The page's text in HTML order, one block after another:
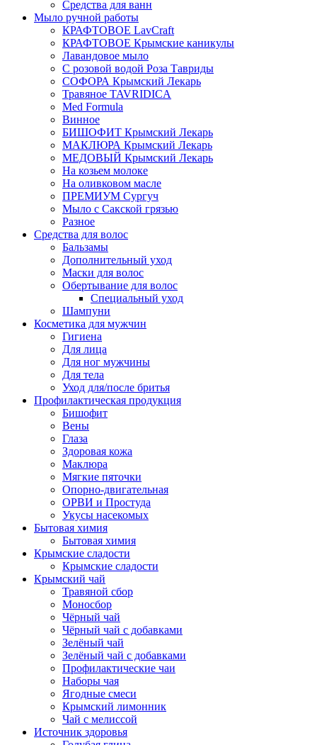
Средства для ванн
Мыло ручной работы
КРАФТОВОЕ LavCraft
КРАФТОВОЕ Крымские каникулы
Лавандовое мыло
С розовой водой Роза Тавриды
СОФОРА Крымский Лекарь
Травяное TAVRIDICA
Med Formula
Винное
БИШОФИТ Крымский Лекарь
МАКЛЮРА Крымский Лекарь
МЕДОВЫЙ Крымский Лекарь
На козьем молоке
На оливковом масле
ПРЕМИУМ Сургуч
Мыло с Сакской грязью
Разное
Средства для волос
Бальзамы
Дополнительный уход
Маски для волос
Обертывание для волос
Специальный уход
Шампуни
Косметика для мужчин
Гигиена
Для лица
Для ног мужчины
Для тела
Уход для/после бритья
Профилактическая продукция
Бишофит
Вены
Глаза
Здоровая кожа
Маклюра
Мягкие пяточки
Опорно-двигательная
ОРВИ и Простуда
Укусы насекомых
Бытовая химия
Бытовая химия
Крымские сладости
Крымские сладости
Крымский чай
Травяной сбор
Моносбор
Чёрный чай
Чёрный чай с добавками
Зелёный чай
Зелёный чай с добавками
Профилактические чаи
Наборы чая
Ягодные смеси
Крымский лимонник
Чай с мелиссой
Источник здоровья